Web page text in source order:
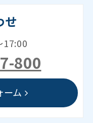
せ
17:00
800
ーム